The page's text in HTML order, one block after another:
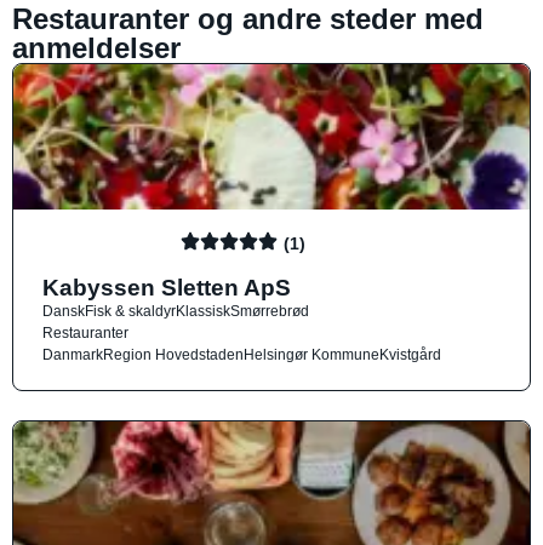
Restauranter og andre steder med
anmeldelser
(1)
Kabyssen Sletten ApS
DanskFisk & skaldyrKlassiskSmørrebrød
Restauranter
DanmarkRegion HovedstadenHelsingør KommuneKvistgård